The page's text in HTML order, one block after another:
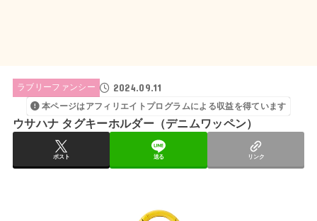
ラブリーファンシー 2024.09.11
本ページはアフィリエイトプログラムによる収益を得ています
ウサハナ タグキーホルダー（デニムワッペン）
ポスト 送る リンク